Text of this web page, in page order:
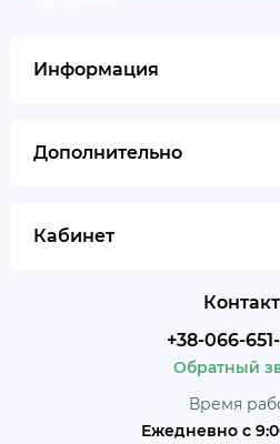
Информация
Дополнительно
Кабинет
+38-066-
Обратный
Время
Ежедневно с